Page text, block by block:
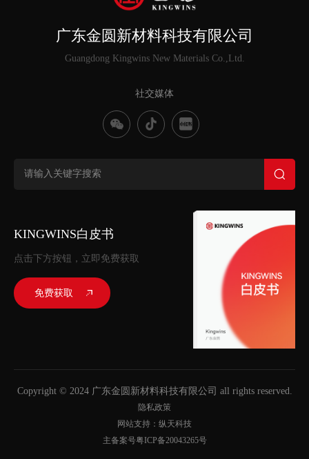
广东金圆新材料科技有限公司
Guangdong Kingwins New Materials Co.,Ltd.
社交媒体
KINGWINS白皮书
点击下方按钮，立即免费获取
免费获取
Copyright © 2024 广东金圆新材料科技有限公司 all rights reserved.
隐私政策
网站支持：纵天科技
主备案号粤ICP备20043265号